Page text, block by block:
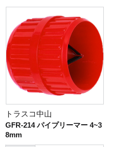
トラスコ中山
GFR-214 パイプリーマー 4~3
8mm